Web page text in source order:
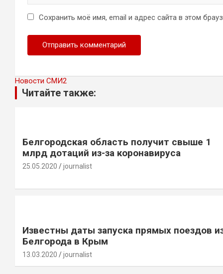
Сохранить моё имя, email и адрес сайта в этом
Новости СМИ2
Читайте также:
Белгородская область получит свыше 1
млрд дотаций из-за коронавируса
25.05.2020 journalist
Известны даты запуска прямых поездов
Белгорода в Крым
13.03.2020 journalist